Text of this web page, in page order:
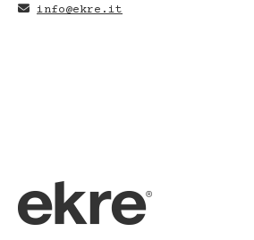
info@ekre.it